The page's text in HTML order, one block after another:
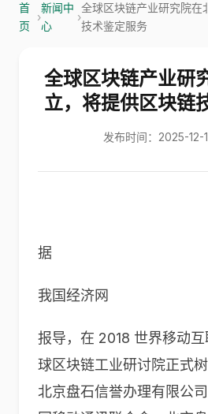
首
页
›
新闻中
心
›
全球区块链产业研究院在
技术鉴定服务
全球区块链产业研
立，将提供区块链
发布时间：2025-12-
据
我国经济网
报导，在 2018 世界移动
球区块链工业研讨院正式
北京盘石信誉办理有限公